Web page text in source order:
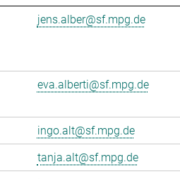
jens.alber@sf.mpg.de
eva.alberti@sf.mpg.de
ingo.alt@sf.mpg.de
tanja.alt@sf.mpg.de